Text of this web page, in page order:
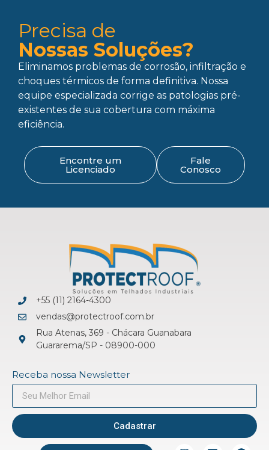
Precisa de
Nossas Soluções?
Eliminamos problemas de corrosão, infiltração e
choques térmicos de forma definitiva. Nossa
equipe especializada corrige as patologias pré-
existentes de sua cobertura com máxima
eficiência.
Encontre um
Licenciado
Fale
Conosco
+55 (11) 2164-4300
vendas@protectroof.com.br
Rua Atenas, 369 - Chácara Guanabara
Guararema/SP - 08900-000
Receba nossa Newsletter
Cadastrar